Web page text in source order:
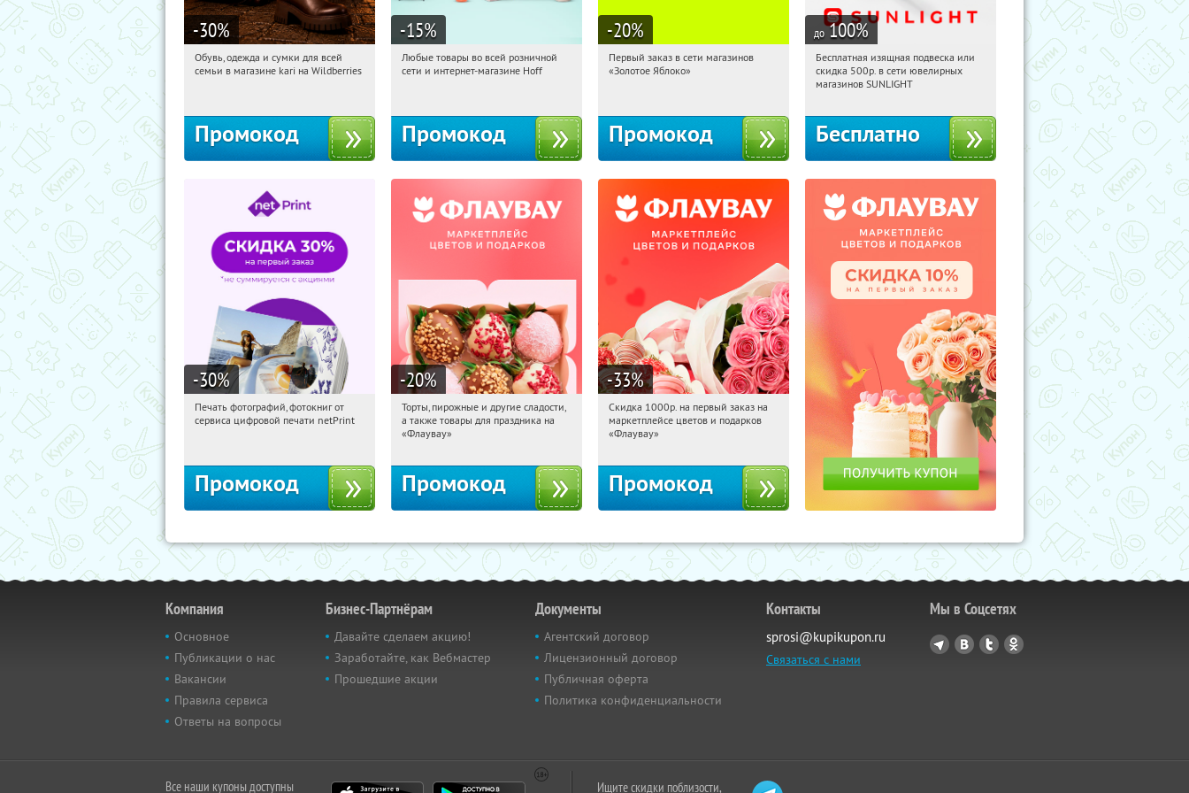
-30%
06:33:52 Получили:
Обувь, одежда и сумки для всей
семьи в магазине kari на Wildberries
Промокод
-15%
06:33:52 Получили:
Любые товары во всей розничной
сети и интернет-магазине Hoff
Промокод
-20%
06:33:52
Получи первым!
Первый заказ в сети магазинов
«Золотое Яблоко»
Промокод
до 100%
06:33:52 Получили:
Россия
Бесплатная изящная подвеска или
скидка 500р. в сети ювелирных
магазинов SUNLIGHT
Бесплатно
-30%
06:33:52 Получили:
Печать фотографий, фотокниг от
сервиса цифровой печати netPrint
Промокод
-20%
06:33:52 Получили:
Россия
Торты, пирожные и другие сладости,
а также товары для праздника на
«Флаувау»
Промокод
-33%
06:33:52 Получили:
Россия
Скидка 1000р. на первый заказ на
маркетплейсе цветов и подарков
«Флаувау»
Промокод
Компания
Основное
Публикации о нас
Вакансии
Правила сервиса
Ответы на вопросы
Бизнес-Партнёрам
Давайте сделаем акцию!
Заработайте, как Вебмастер
Прошедшие акции
Документы
Агентский договор
Лицензионный договор
Публичная оферта
Политика конфиденциальности
Контакты
sprosi@kupikupon.ru
Связаться с нами
Мы в Соцсетях
Все наши купоны доступны Ищите скидки поблизости,